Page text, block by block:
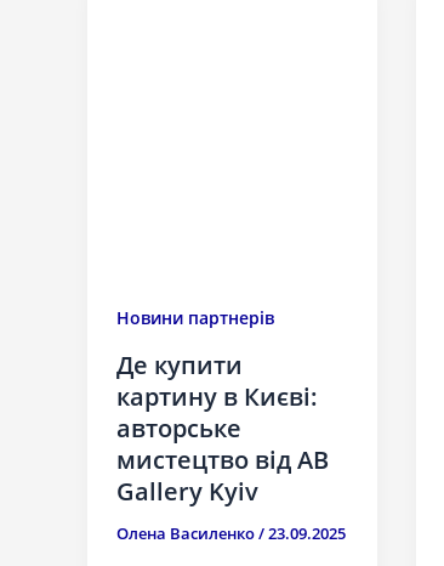
Новини партнерів
Де купити
картину в Києві:
авторське
мистецтво від AB
Gallery Kyiv
Олена Василенко/23.09.2025